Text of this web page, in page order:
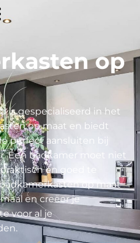
op
is gespecialiseerd in het
op maat en biedt
perfect aansluiten bij
Een badkamer moet niet
en goed te
op maat
en creëer je
voor al je